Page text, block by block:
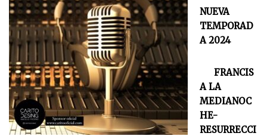
NUEVA
TEMPORAD
A 2024
FRANCIS
A LA
MEDIANOC
HE-
RESURRECCI